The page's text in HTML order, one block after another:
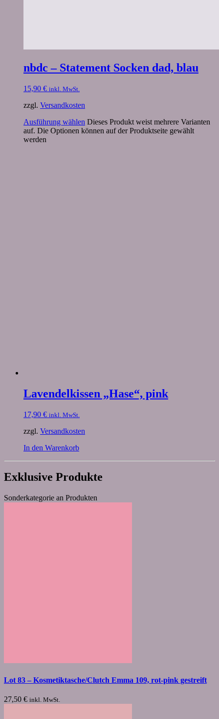
nbdc – Statement Socken dad, blau
15,90 € inkl. MwSt.
zzgl. Versandkosten
Ausführung wählen Dieses Produkt weist mehrere Varianten
auf. Die Optionen können auf der Produktseite gewählt
werden
Lavendelkissen „Hase“, pink
17,90 € inkl. MwSt.
zzgl. Versandkosten
In den Warenkorb
Exklusive Produkte
Sonderkategorie an Produkten
Lot 83 – Kosmetiktasche/Clutch Emma 109, rot-pink gestreift
27,50 € inkl. MwSt.